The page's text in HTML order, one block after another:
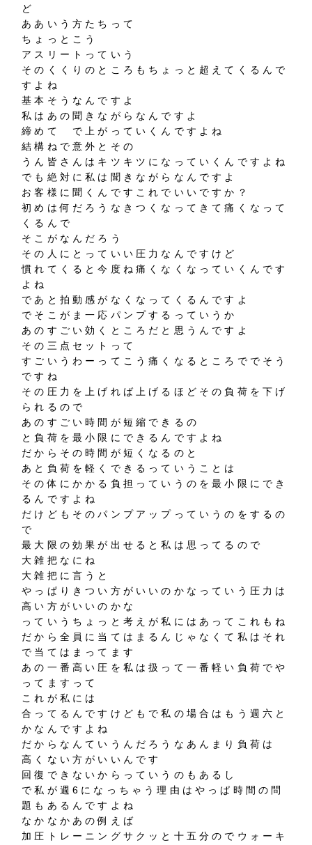
ど
ああいう方たちって
ちょっとこう
アスリートっていう
そのくくりのところもちょっと超えてくるんで
すよね
基本そうなんですよ
私はあの聞きながらなんですよ
締めて で上がっていくんですよね
結構ねで意外とその
うん皆さんはキツキツになっていくんですよね
でも絶対に私は聞きながらなんですよ
お客様に聞くんですこれでいいですか？
初めは何だろうなきつくなってきて痛くなって
くるんで
そこがなんだろう
その人にとっていい圧力なんですけど
慣れてくると今度ね痛くなくなっていくんです
よね
であと拍動感がなくなってくるんですよ
でそこがま一応パンプするっていうか
あのすごい効くところだと思うんですよ
その三点セットって
すごいうわーってこう痛くなるところででそう
ですね
その圧力を上げれば上げるほどその負荷を下げ
られるので
あのすごい時間が短縮できるの
と負荷を最小限にできるんですよね
だからその時間が短くなるのと
あと負荷を軽くできるっていうことは
その体にかかる負担っていうのを最小限にでき
るんですよね
だけどもそのパンプアップっていうのをするの
で
最大限の効果が出せると私は思ってるので
大雑把なにね
大雑把に言うと
やっぱりきつい方がいいのかなっていう圧力は
高い方がいいのかな
っていうちょっと考えが私にはあってこれもね
だから全員に当てはまるんじゃなくて私はそれ
で当てはまってます
あの一番高い圧を私は扱って一番軽い負荷でや
ってますって
これが私には
合ってるんですけどもで私の場合はもう週六と
かなんですよね
だからなんていうんだろうなあんまり負荷は
高くない方がいいんです
回復できないからっていうのもあるし
で私が週6になっちゃう理由はやっぱ時間の問
題もあるんですよね
なかなかあの例えば
加圧トレーニングサクッと十五分のでウォーキ